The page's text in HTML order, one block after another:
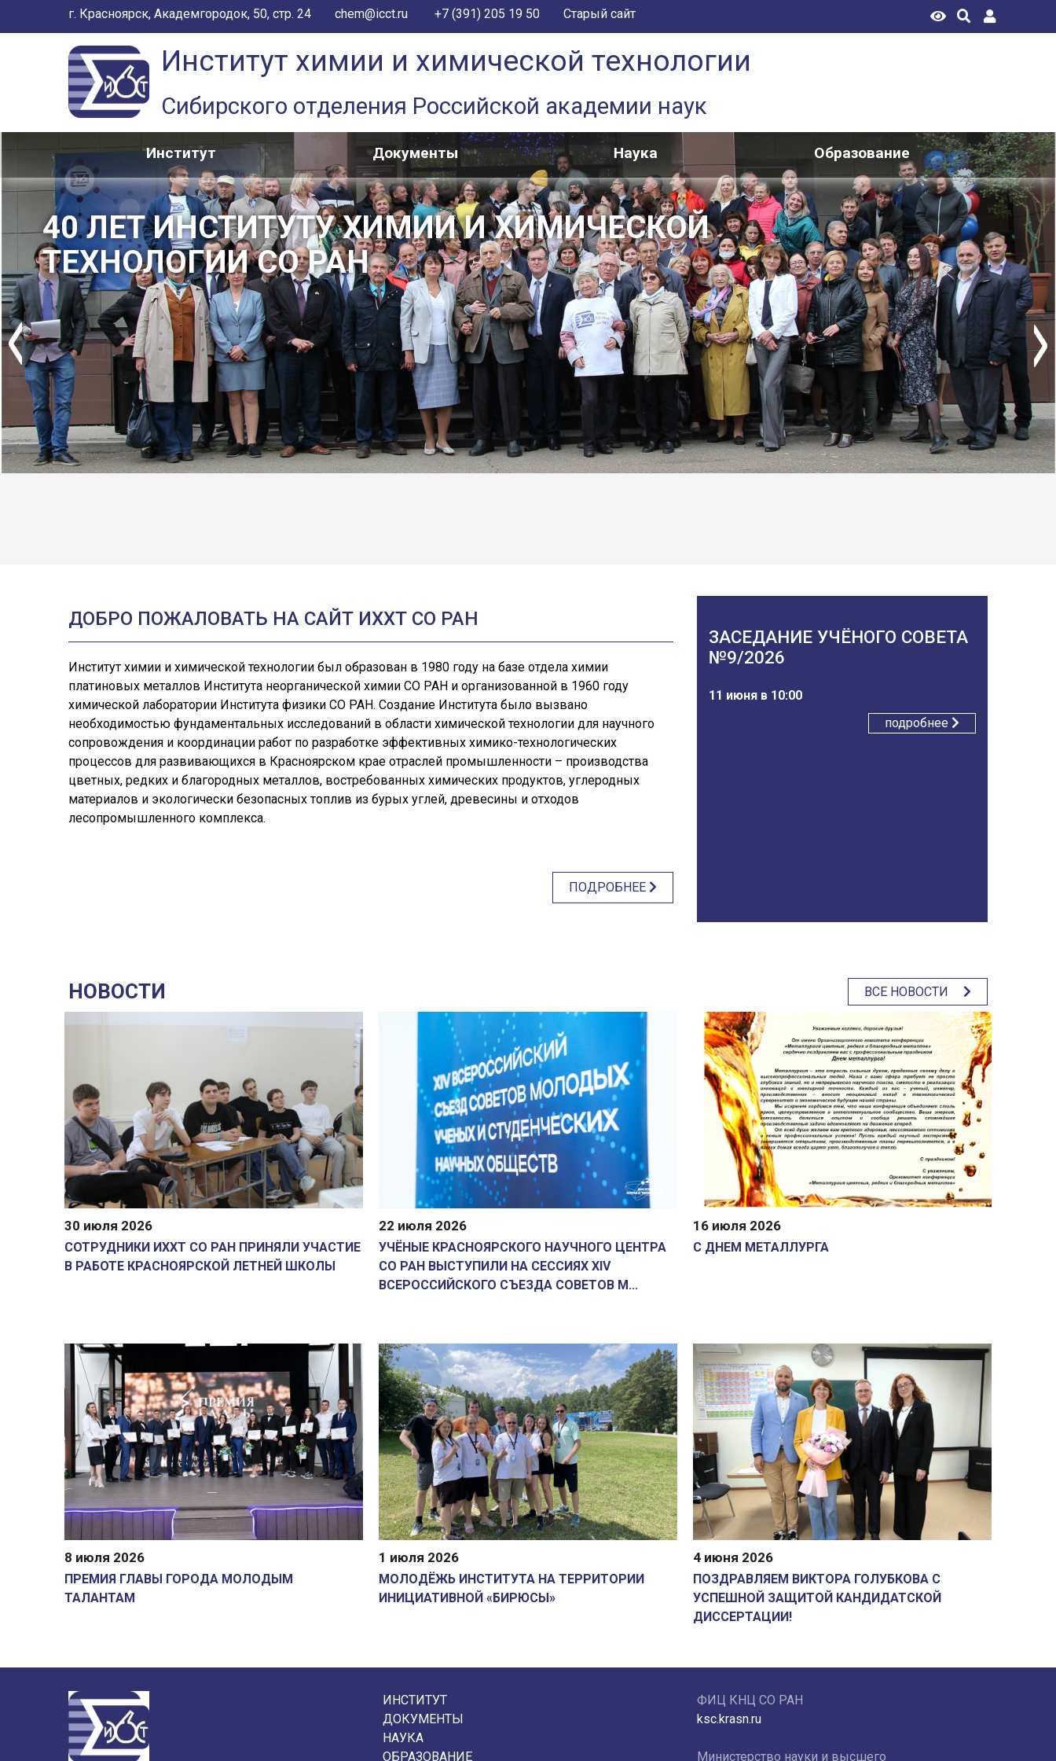
г. Красноярск, Академгородок, 50, стр. 24 chem@icct.ru +7 (391) 205 19 50 Старый сайт
Институт химии и химической технологии
Сибирского отделения Российской академии наук
Институт Документы Наука Образование
40 ЛЕТ ИНСТИТУТУ ХИМИИ И ХИМИЧЕСКОЙ
ТЕХНОЛОГИИ СО РАН
ДОБРО ПОЖАЛОВАТЬ НА САЙТ ИХХТ СО РАН
Институт химии и химической технологии был образован в 1980 году на базе отдела химии
платиновых металлов Института неорганической химии СО РАН и организованной в 1960 году
химической лаборатории Института физики СО РАН. Создание Института было вызвано
необходимостью фундаментальных исследований в области химической технологии для научного
сопровождения и координации работ по разработке эффективных химико-технологических
процессов для развивающихся в Красноярском крае отраслей промышленности – производства
цветных, редких и благородных металлов, востребованных химических продуктов, углеродных
материалов и экологически безопасных топлив из бурых углей, древесины и отходов
лесопромышленного комплекса.
ПОДРОБНЕЕ
ЗАСЕДАНИЕ УЧЁНОГО СОВЕТА
№9/2026
11 июня в 10:00
подробнее
НОВОСТИ ВСЕ НОВОСТИ
30 июля 2026
СОТРУДНИКИ ИХХТ СО РАН ПРИНЯЛИ УЧАСТИЕ
В РАБОТЕ КРАСНОЯРСКОЙ ЛЕТНЕЙ ШКОЛЫ
22 июля 2026
УЧЁНЫЕ КРАСНОЯРСКОГО НАУЧНОГО ЦЕНТРА
СО РАН ВЫСТУПИЛИ НА СЕССИЯХ XIV
ВСЕРОССИЙСКОГО СЪЕЗДА СОВЕТОВ М...
16 июля 2026
С ДНЕМ МЕТАЛЛУРГА
8 июля 2026
ПРЕМИЯ ГЛАВЫ ГОРОДА МОЛОДЫМ
ТАЛАНТАМ
1 июля 2026
МОЛОДЁЖЬ ИНСТИТУТА НА ТЕРРИТОРИИ
ИНИЦИАТИВНОЙ «БИРЮСЫ»
4 июня 2026
ПОЗДРАВЛЯЕМ ВИКТОРА ГОЛУБКОВА С
УСПЕШНОЙ ЗАЩИТОЙ КАНДИДАТСКОЙ
ДИССЕРТАЦИИ!
ИНСТИТУТ
ДОКУМЕНТЫ
НАУКА
ОБРАЗОВАНИЕ
ФИЦ КНЦ СО РАН
ksc.krasn.ru
Министерство науки и высшего